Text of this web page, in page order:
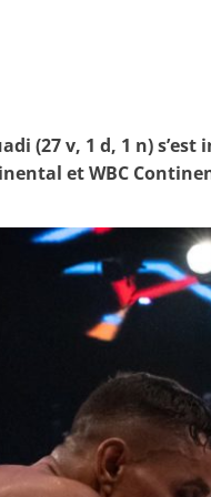
(27 v, 1 d, 1 n) s’est
et WBC